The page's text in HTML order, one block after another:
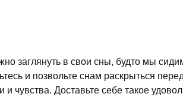
заглянуть в свои сны, будто мы
и позвольте снам раскрыться
чувства. Доставьте себе такое